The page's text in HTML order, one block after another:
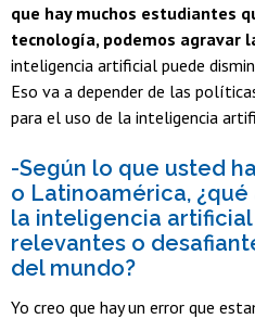
que hay muchos estudiantes
tecnología, podemos agravar
inteligencia artificial puede
Eso va a depender de las
para el uso de la inteligencia
-Según lo que usted
o Latinoamérica,
la inteligencia artificial
relevantes o
del mundo?
Yo creo que hay un error que